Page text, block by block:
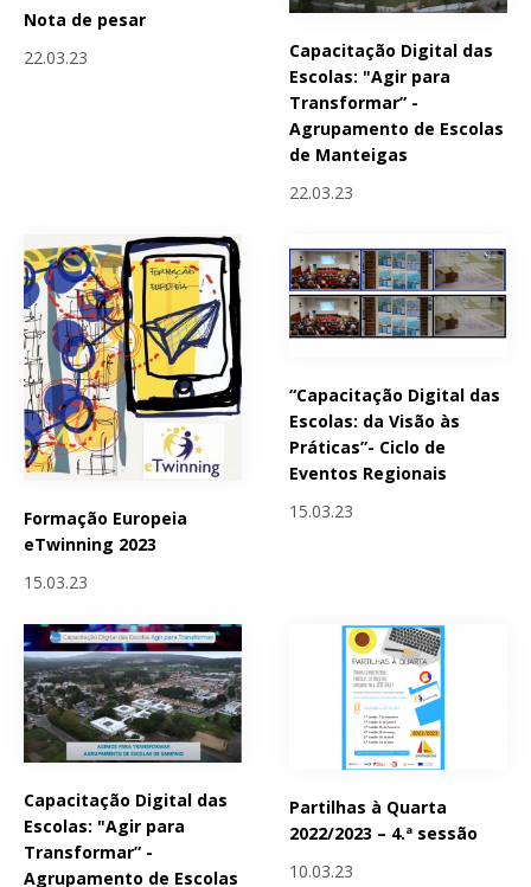
Nota de pesar
22.03.23
Capacitação Digital das
Escolas: "Agir para
Transformar” -
Agrupamento de Escolas
de Manteigas
22.03.23
Formação Europeia
eTwinning 2023
15.03.23
“Capacitação Digital das
Escolas: da Visão às
Práticas”- Ciclo de
Eventos Regionais
15.03.23
Capacitação Digital das
Escolas: "Agir para
Transformar” -
Agrupamento de Escolas
Partilhas à Quarta
2022/2023 – 4.ª sessão
10.03.23